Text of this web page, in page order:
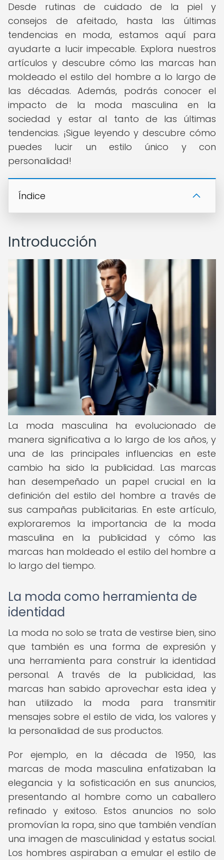
Desde rutinas de cuidado de la piel y
consejos de afeitado, hasta las últimas
tendencias en moda, estamos aquí para
ayudarte a lucir impecable. Explora nuestros
artículos y descubre cómo las marcas han
moldeado el estilo del hombre a lo largo de
las décadas. Además, podrás conocer el
impacto de la moda masculina en la
sociedad y estar al tanto de las últimas
tendencias. ¡Sigue leyendo y descubre cómo
puedes lucir un estilo único y con
personalidad!
Índice
Introducción
La moda masculina ha evolucionado de
manera significativa a lo largo de los años, y
una de las principales influencias en este
cambio ha sido la publicidad. Las marcas
han desempeñado un papel crucial en la
definición del estilo del hombre a través de
sus campañas publicitarias. En este artículo,
exploraremos la importancia de la moda
masculina en la publicidad y cómo las
marcas han moldeado el estilo del hombre a
lo largo del tiempo.
La moda como herramienta de
identidad
La moda no solo se trata de vestirse bien, sino
que también es una forma de expresión y
una herramienta para construir la identidad
personal. A través de la publicidad, las
marcas han sabido aprovechar esta idea y
han utilizado la moda para transmitir
mensajes sobre el estilo de vida, los valores y
la personalidad de sus productos.
Por ejemplo, en la década de 1950, las
marcas de moda masculina enfatizaban la
elegancia y la sofisticación en sus anuncios,
presentando al hombre como un caballero
refinado y exitoso. Estos anuncios no solo
promovían la ropa, sino que también vendían
una imagen de masculinidad y estatus social.
Los hombres aspiraban a emular el estilo de